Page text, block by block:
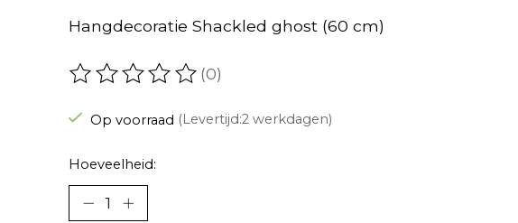
Hangdecoratie Shackled ghost (60 cm)
De beoordeling van dit product is
(0)
Op voorraad (Levertijd:2 werkdagen)
Hoeveelheid: